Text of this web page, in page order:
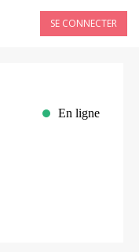
SE CONNECTER
En ligne